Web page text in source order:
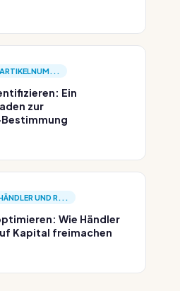
ARTIKELNUM...
Ein
zur
UND R...
Wie Händler
Kapital freimachen